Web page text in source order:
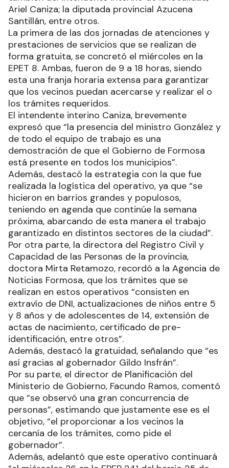
Contó con la presencia del ministro de dicho
organismo, doctor Jorge Abel González, como así
también del intendente interino de la localidad,
Ariel Caniza; la diputada provincial Azucena
Santillán, entre otros.
La primera de las dos jornadas de atenciones y
prestaciones de servicios que se realizan de
forma gratuita, se concretó el miércoles en la
EPET 8. Ambas, fueron de 9 a 18 horas, siendo
esta una franja horaria extensa para garantizar
que los vecinos puedan acercarse y realizar el o
los trámites requeridos.
El intendente interino Caniza, brevemente
expresó que “la presencia del ministro González y
de todo el equipo de trabajo es una
demostración de que el Gobierno de Formosa
está presente en todos los municipios”.
Además, destacó la estrategia con la que fue
realizada la logística del operativo, ya que “se
hicieron en barrios grandes y populosos,
teniendo en agenda que continúe la semana
próxima, abarcando de esta manera el trabajo
garantizado en distintos sectores de la ciudad”.
Por otra parte, la directora del Registro Civil y
Capacidad de las Personas de la provincia,
doctora Mirta Retamozo, recordó a la Agencia de
Noticias Formosa, que los trámites que se
realizan en estos operativos “consisten en
extravío de DNI, actualizaciones de niños entre 5
y 8 años y de adolescentes de 14, extensión de
actas de nacimiento, certificado de pre-
identificación, entre otros”.
Además, destacó la gratuidad, señalando que “es
así gracias al gobernador Gildo Insfrán”.
Por su parte, el director de Planificación del
Ministerio de Gobierno, Facundo Ramos, comentó
que “se observó una gran concurrencia de
personas”, estimando que justamente ese es el
objetivo, “el proporcionar a los vecinos la